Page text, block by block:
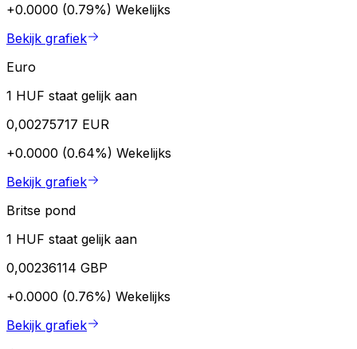
+0.0000 (0.79%) Wekelijks
Bekijk grafiek
Euro
1 HUF staat gelijk aan
0,00275717 EUR
+0.0000 (0.64%) Wekelijks
Bekijk grafiek
Britse pond
1 HUF staat gelijk aan
0,00236114 GBP
+0.0000 (0.76%) Wekelijks
Bekijk grafiek